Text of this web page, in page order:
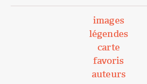
images
légendes
carte
favoris
auteurs